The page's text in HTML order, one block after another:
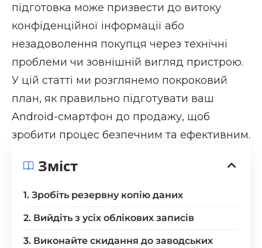
підготовка може призвести до витоку
конфіденційної інформації або
незадоволення покупця через технічні
проблеми чи зовнішній вигляд пристрою.
У цій статті ми розглянемо покроковий
план, як правильно підготувати ваш
Android-смартфон до продажу, щоб
зробити процес безпечним та ефективним.
Зміст
1. Зробіть резервну копію даних
2. Вийдіть з усіх облікових записів
3. Виконайте скидання до заводських